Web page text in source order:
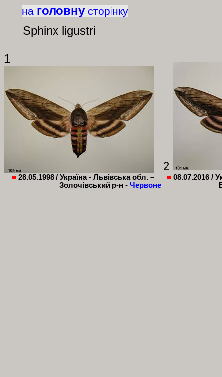
на головну сторінку
Sphinx ligustri
1
■ 28.05.1998 / Україна - Львівська обл. –
Золочівський р-н - Червоне
2
■ 08.07.2016 /